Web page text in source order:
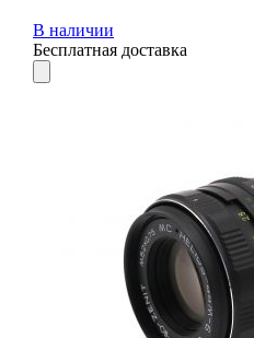
В наличии
Бесплатная доставка